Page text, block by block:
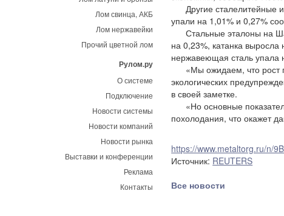
Лом свинца, АКБ
Лом нержавейки
Прочий цветной лом
Рулом.ру
О системе
Подключение
Новости системы
Новости компаний
Новости рынка
Выставки и конференции
Реклама
Контакты
Другие сталелитейные
упали на 1,01% и 0,27%
Стальные эталоны на
на 0,23%, катанка выросла
нержавеющая сталь упала
«Мы ожидаем, что рост
экологических
в своей заметке.
«Но основные
похолодания, что окажет
https://www.metaltorg.ru/n/
Источник: REUTERS
Все новости